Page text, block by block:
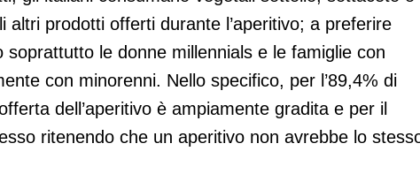
altri prodotti offerti durante l’aperitivo; a preferire
le donne millennials e le famiglie con
con minorenni. Nello specifico, per l’89,4% di
dell’aperitivo è ampiamente gradita e per il
ritenendo che un aperitivo non avrebbe lo